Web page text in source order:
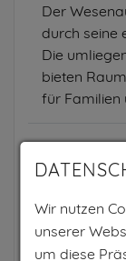
Der
durch seine
Die
bieten
für Familien
Wir nutzen
unserer
um diese